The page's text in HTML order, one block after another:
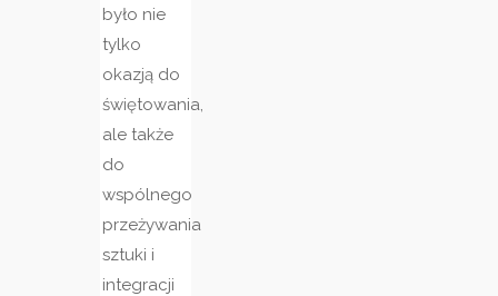
było nie
tylko
okazją do
świętowania,
ale także
do
wspólnego
przeżywania
sztuki i
integracji